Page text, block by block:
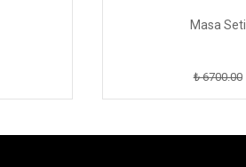
Masa Seti
₺ 6700.00